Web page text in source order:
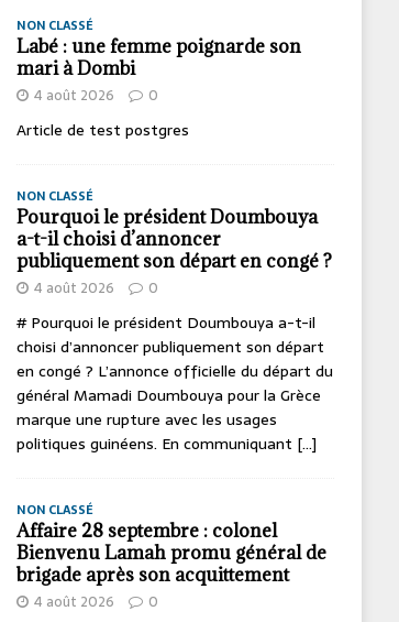
NON CLASSÉ
Labé : une femme poignarde son
mari à Dombi
4 août 2026 0
Article de test postgres
NON CLASSÉ
Pourquoi le président Doumbouya
a-t-il choisi d’annoncer
publiquement son départ en congé ?
4 août 2026 0
# Pourquoi le président Doumbouya a-t-il
choisi d’annoncer publiquement son départ
en congé ? L’annonce officielle du départ du
général Mamadi Doumbouya pour la Grèce
marque une rupture avec les usages
politiques guinéens. En communiquant [...]
NON CLASSÉ
Affaire 28 septembre : colonel
Bienvenu Lamah promu général de
brigade après son acquittement
4 août 2026 0